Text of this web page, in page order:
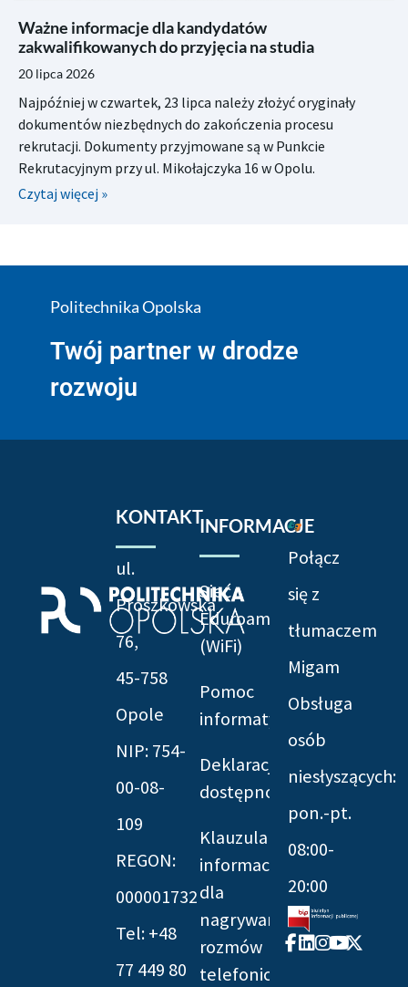
Ważne informacje dla kandydatów
zakwalifikowanych do przyjęcia na studia
20 lipca 2026
Najpóźniej w czwartek, 23 lipca należy złożyć oryginały
dokumentów niezbędnych do zakończenia procesu
rekrutacji. Dokumenty przyjmowane są w Punkcie
Rekrutacyjnym przy ul. Mikołajczyka 16 w Opolu.
Czytaj więcej »
Politechnika Opolska
Twój partner w drodze
rozwoju
KONTAKT
ul.
Prószkowska
76,
45-758
Opole
NIP: 754-
00-08-
109
REGON:
000001732
Tel: +48
77 449 80
INFORMACJE
Sieć
Eduroam
(WiFi)
Pomoc
informatyczna
Deklaracja
dostępności
Klauzula
informacyjna
dla
nagrywania
rozmów
telefonicznych
Połącz
się z
tłumaczem
Migam
Obsługa
osób
niesłyszących:
pon.-pt.
08:00-
20:00
Facebook-
f
Linkedin
Instagram
Youtube
X-